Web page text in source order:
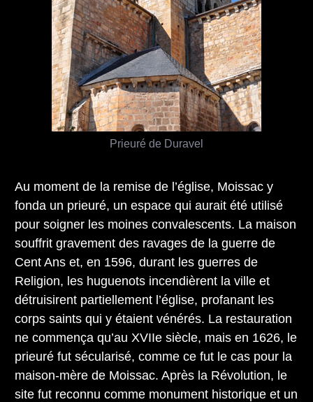
Prieuré de Duravel
Au moment de la remise de l’église, Moissac y
fonda un prieuré, un espace qui aurait été utilisé
pour soigner les moines convalescents. La maison
souffrit gravement des ravages de la guerre de
Cent Ans et, en 1596, durant les guerres de
Religion, les huguenots incendièrent la ville et
détruisirent partiellement l’église, profanant les
corps saints qui y étaient vénérés. La restauration
ne commença qu’au XVIIe siècle, mais en 1626, le
prieuré fut sécularisé, comme ce fut le cas pour la
maison-mère de Moissac. Après la Révolution, le
site fut reconnu comme monument historique et un